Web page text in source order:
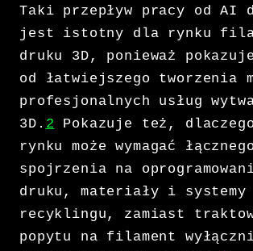
Taki przepływ pracy od AI
jest istotny dla rynku
druku 3D, ponieważ
od łatwiejszego tworzenia
profesjonalnych usług
3D. 2 Pokazuje też,
rynku może wymagać łącznego
spojrzenia na
druku, materiały i systemy
recyklingu, zamiast
popytu na filament